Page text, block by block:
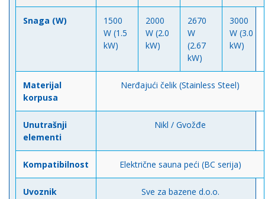
Snaga (W)
1500
W (1.5
kW)
2000
W (2.0
kW)
2670
W
(2.67
kW)
3000
W (3.0
kW)
Materijal
korpusa
Nerđajući čelik (Stainless Steel)
Unutrašnji
elementi
Nikl / Gvožđe
Kompatibilnost Električne sauna peći (BC serija)
Uvoznik Sve za bazene d.o.o.